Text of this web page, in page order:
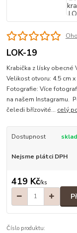
LOK-19
Krabička z lísky obecné
Velikost otvoru: 4.5 cm
Fotografie: Více
na našem Instagramu.
čeledi břízovité... celý
Dostupnost
Nejsme plátci DPH
419 Kč/ks
Číslo produktu: